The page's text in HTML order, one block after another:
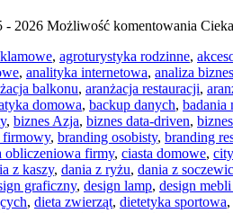
- 2026 Możliwość komentowania
, agroturystyka rodzinne,
, analityka internetowa, analiza
balkonu, aranżacja restauracji,
domowa, backup danych, badania
, biznes Azja, biznes data-driven,
firmowy, branding osobisty, branding
obliczeniowa firmy, ciasta domowe,
z kaszy, dania z ryżu, dania z
graficzny, design lamp, design
, dieta zwierząt, dietetyka sportowa,